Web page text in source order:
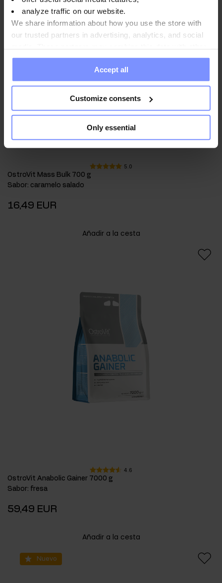
analyze traffic on our website.
We share information about how you use the store with
our trusted partners in advertising, analytics, and social
information you have provided to them or that they have
collected when you use their services. Do you agree?
Accept all
Customize consents
Only essential
5.0
OstroVit Mass Bulk 700 g
Sabor: caramelo salado
16,49 EUR
Añadir a la cesta
4.6
OstroVit Anabolic Gainer 7000 g
Sabor: fresa
59,49 EUR
Añadir a la cesta
Nuevo